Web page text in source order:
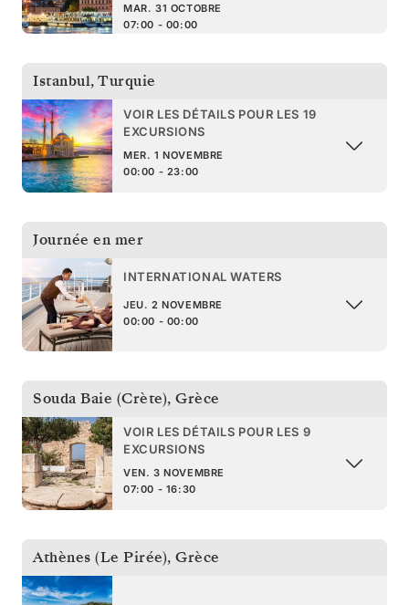
MAR. 31 OCTOBRE
07:00 - 00:00
Istanbul,Turquie
VOIR LES DÉTAILS POUR LES 19
EXCURSIONS
MER. 1 NOVEMBRE
00:00 - 23:00
Journée en mer
INTERNATIONAL WATERS
JEU. 2 NOVEMBRE
00:00 - 00:00
Souda Baie (Crète), Grèce
VOIR LES DÉTAILS POUR LES 9
EXCURSIONS
VEN. 3 NOVEMBRE
07:00 - 16:30
Athènes (Le Pirée), Grèce